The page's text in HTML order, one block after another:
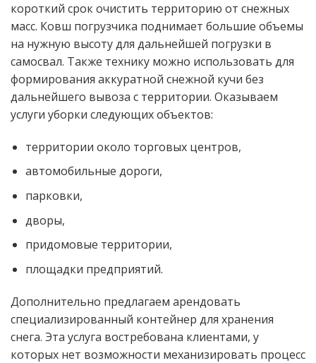
короткий срок очистить территорию от снежных
масс. Ковш погрузчика поднимает большие объемы
на нужную высоту для дальнейшей погрузки в
самосвал. Также технику можно использовать для
формирования аккуратной снежной кучи без
дальнейшего вывоза с территории. Оказываем
услуги уборки следующих объектов:
территории около торговых центров,
автомобильные дороги,
парковки,
дворы,
придомовые территории,
площадки предприятий.
Дополнительно предлагаем арендовать
специализированный контейнер для хранения
снега. Эта услуга востребована клиентами, у
которых нет возможности механизировать процесс